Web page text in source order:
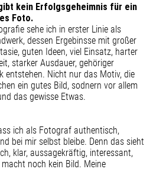
kein Erfolgsgeheimnis für ein
Foto.
sehe ich in erster Linie als
dessen Ergebinsse mit großer
guten Ideen, viel Einsatz, harter
starker Ausdauer, gehöriger
entstehen. Nicht nur das Motiv, die
ein gutes Bild, sodnern vor allem
das gewisse Etwas.
ich als Fotograf authentisch,
bei mir selbst bleibe. Denn das sieht
klar, aussagekräftig, interessant,
noch kein Bild. Meine